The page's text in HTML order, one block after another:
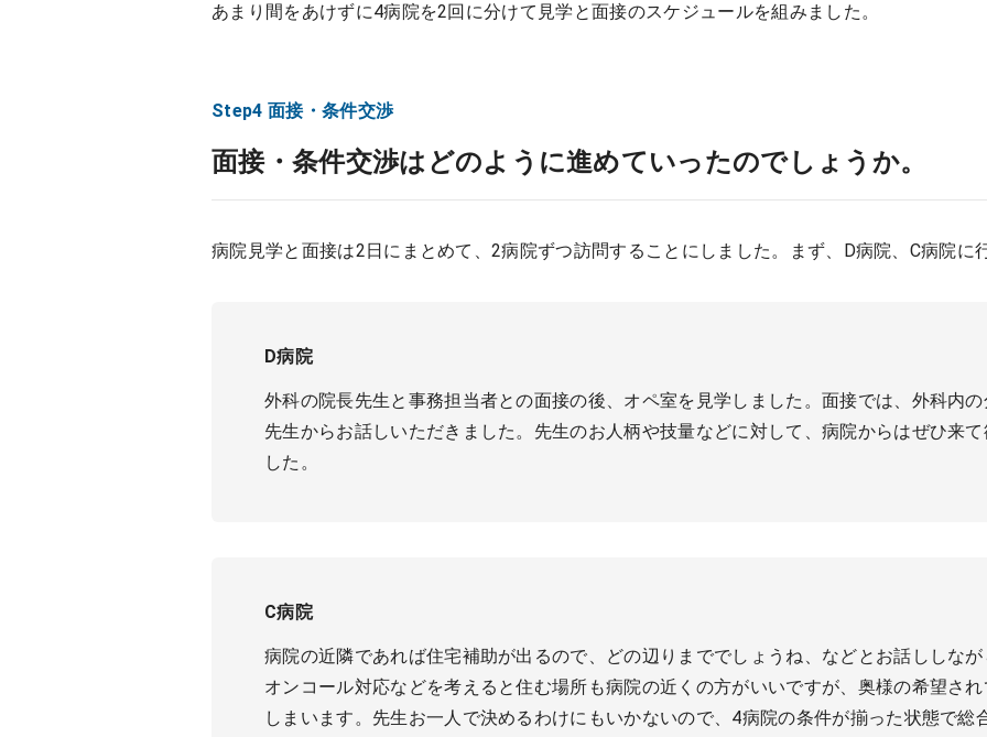
あまり間をあけずに4病院を2回に分けて見学と面接のスケジュールを組みました。
Step4 面接・条件交渉
面接・条件交渉はどのように進めていったのでしょうか。
病院見学と面接は2日にまとめて、2病院ずつ訪問することにしました。まず、D病院、C病院に
D病院
外科の院長先生と事務担当者との面接の後、オペ室を見学しました。面接では、外科内
先生からお話しいただきました。先生のお人柄や技量などに対して、病院からはぜひ来
した。
C病院
病院の近隣であれば住宅補助が出るので、どの辺りまででしょうね、などとお話ししな
オンコール対応などを考えると住む場所も病院の近くの方がいいですが、奥様の希望さ
しまいます。先生お一人で決めるわけにもいかないので、4病院の条件が揃った状態で総